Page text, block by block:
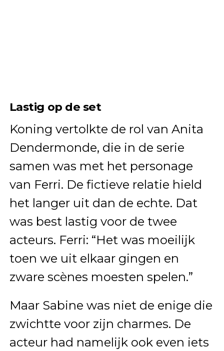
Lastig op de set
Koning vertolkte de rol van Anita
Dendermonde, die in de serie
samen was met het personage
van Ferri. De fictieve relatie hield
het langer uit dan de echte. Dat
was best lastig voor de twee
acteurs. Ferri: “Het was moeilijk
toen we uit elkaar gingen en
zware scènes moesten spelen.”
Maar Sabine was niet de enige die
zwichtte voor zijn charmes. De
acteur had namelijk ook even iets